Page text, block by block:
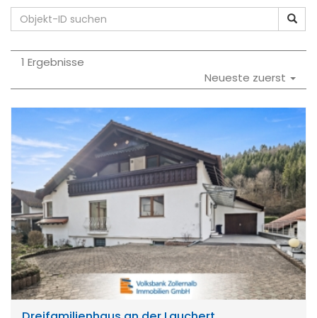
1 Ergebnisse
Neueste zuerst